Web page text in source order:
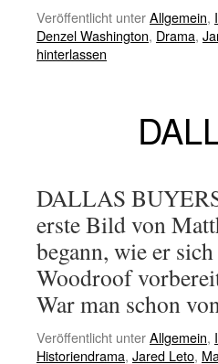
Veröffentlicht unterAllgemein,
Denzel Washington, Drama,
hinterlassen
DALLAS
erste Bild von
begann, wie er
Woodroof
War man schon
Veröffentlicht unterAllgemein,
Historiendrama, Jared Leto,